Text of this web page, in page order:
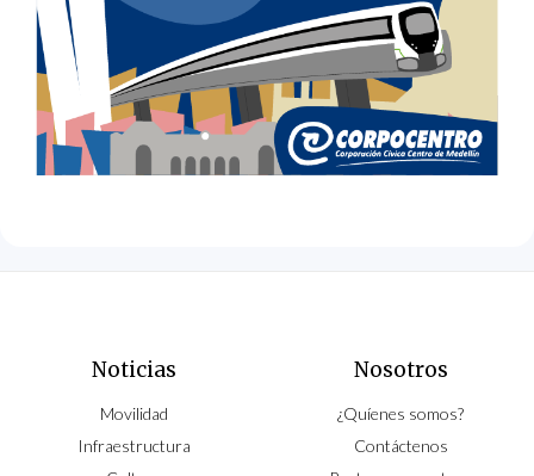
Noticias
Movilidad
Infraestructura
Nosotros
¿Quíenes somos?
Contáctenos